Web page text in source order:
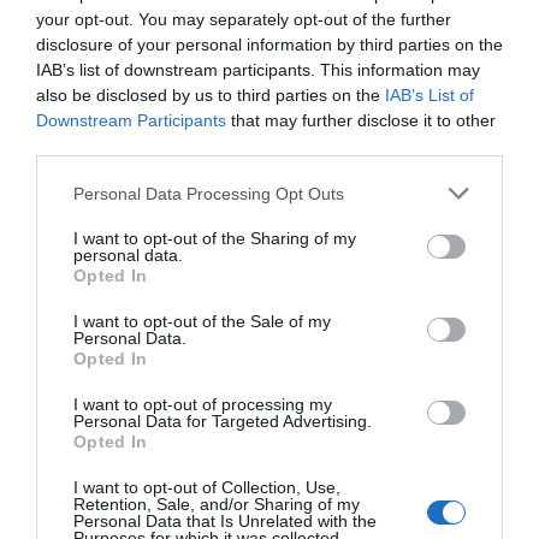
your opt-out. You may separately opt-out of the further
disclosure of your personal information by third parties on the
IAB’s list of downstream participants. This information may
also be disclosed by us to third parties on the IAB’s List of
Downstream Participants that may further disclose it to other
Personal Data Processing Opt Outs
I want to opt-out of the Sharing of my
personal data.
Opted In
I want to opt-out of the Sale of my
Personal Data.
Opted In
I want to opt-out of processing my
Personal Data for Targeted Advertising.
Opted In
I want to opt-out of Collection, Use,
Retention, Sale, and/or Sharing of my
Personal Data that Is Unrelated with the
marca reconeguda".
AfegirVIA Empresacom a font preferida de
ACTIVAR ARA
RELACIONADES